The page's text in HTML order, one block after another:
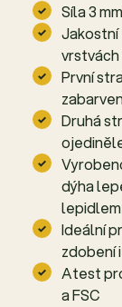
Síla 3
Jakostní
vrstvách
První
Druhá
dýha
lepidlem
Ideální
zdobení
Atest
a FSC